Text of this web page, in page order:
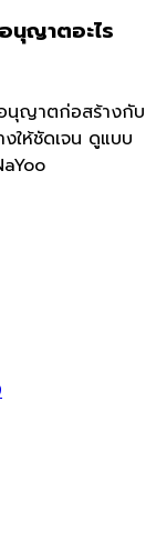
นุญาตอะไร
นุญาตก่อสร้างกับ
ให้ชัดเจน ดูแบบ